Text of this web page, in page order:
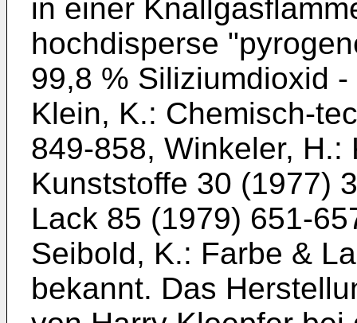
in einer
hochdisperse
99,8 % Siliziumdioxid
Klein, K.: Chemisch-
849-858, Winkeler, H.:
Kunststoffe 30 (1977)
Lack 85 (1979) 651-
Seibold, K.: Farbe &
bekannt. Das